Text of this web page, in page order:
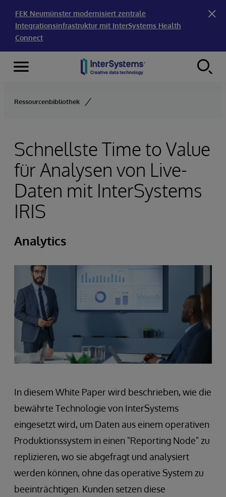
FEK Neumünster modernisiert zentrale
Integrationsinfrastruktur mit InterSystems Health
Connect
Skip to content
Menu
Ressourcenbibliothek
Schnellste Time to Value
für Analysen von Live-
Daten mit InterSystems
IRIS
Analytics
In diesem White Paper wird beschrieben, wie die
bewährte Technologie von InterSystems
eingesetzt wird, um Daten aus einem operativen
Produktionssystem in einen "Reporting Node" zu
replizieren, wo sie abgefragt und analysiert
werden können, ohne das operative System zu
beeinträchtigen. Kunden setzen diese